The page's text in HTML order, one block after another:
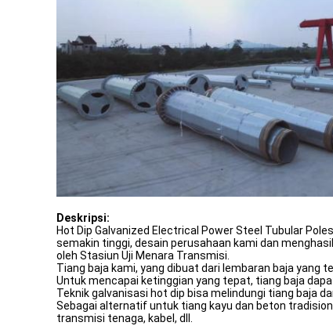
Deskripsi:
Hot Dip Galvanized Electrical Power Steel Tubular
semakin tinggi, desain perusahaan kami dan
oleh Stasiun Uji Menara Transmisi.
Tiang baja kami, yang dibuat dari lembaran baja yang
Untuk mencapai ketinggian yang tepat, tiang baja
Teknik galvanisasi hot dip bisa melindungi tiang baja
Sebagai alternatif untuk tiang kayu dan beton
transmisi tenaga, kabel, dll.